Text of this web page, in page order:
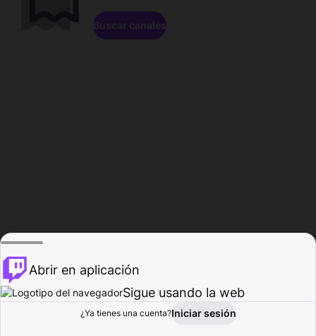
Explorar Actividad
Buscar canales
Abrir en aplicación
Sigue usando la web
¿Ya tienes una cuenta?Iniciar sesión